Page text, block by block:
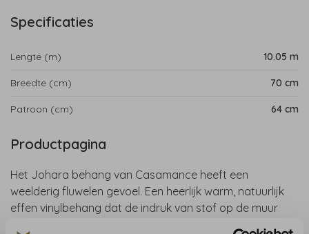
Specificaties
Lengte (m) 10.05 m
Breedte (cm) 70 cm
Patroon (cm) 64 cm
Productpagina
Het Johara behang van Casamance heeft een
weelderig fluwelen gevoel. Een heerlijk warm, natuurlijk
effen vinylbehang dat de indruk van stof op de muur